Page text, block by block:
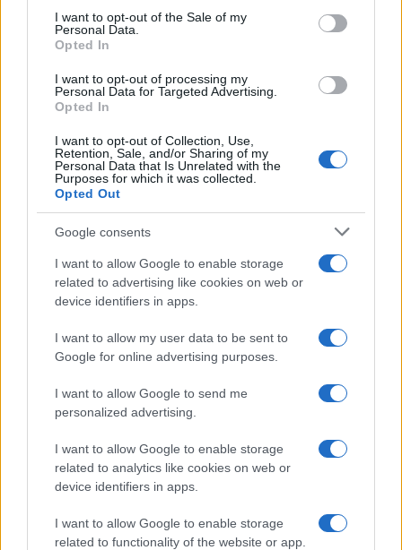
consent section.
I want to opt-out of the Sale of my
Personal Data.
Opted In
I want to opt-out of processing my
Personal Data for Targeted Advertising.
Opted In
I want to opt-out of Collection, Use,
Retention, Sale, and/or Sharing of my
Personal Data that Is Unrelated with the
Purposes for which it was collected.
Opted Out
Google consents
I want to allow Google to enable storage
related to advertising like cookies on web or
device identifiers in apps.
I want to allow my user data to be sent to
Google for online advertising purposes.
I want to allow Google to send me
personalized advertising.
I want to allow Google to enable storage
related to analytics like cookies on web or
device identifiers in apps.
I want to allow Google to enable storage
related to functionality of the website or app.
NECROLOGIE
Paolo Pinna
I nostri cari
I nostri cari